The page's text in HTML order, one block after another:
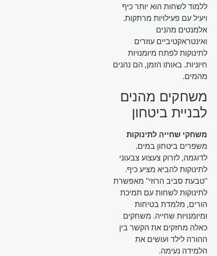
ללמוד לשחות הוא יותר כיף
ויעיל עם פעילויות מרתקות.
אלמנטים מהנים
ואינטראקטיביים עוזרים
לתינוקות לפתח מיומנויות
חיוניות. באותו הזמן, הם נהנים
מהמים.
משחקים מהנים
לבניית ביטחון
משחקי שחייה לתינוקות
משפרים ביטחון במים.
לדוגמה, לזרוק צעצוע צבעוני
לתינוקות להביא מציע כיף.
"טבעת סביב הרוזי" מאפשרת
לתינוקות לשחות עם תמיכת
הורים, מלמדת בטיחות
ומיומנויות שחייה. משחקים
כאלה מחזקים את הקשר בין
ההורה לילד ועושים את
הלמידה נעימה.